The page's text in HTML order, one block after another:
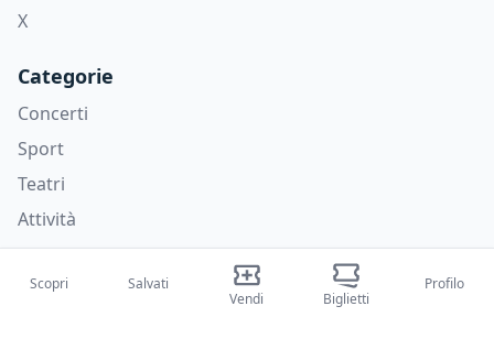
X
Categorie
Concerti
Sport
Teatri
Attività
Chi siamo
Scopri
Salvati
Vendi
Biglietti
Profilo